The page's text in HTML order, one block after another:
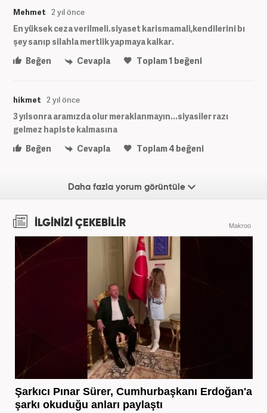
Mehmet 2 yıl önce
En yüksek ceza verilmeli.siyaset karismamali,kendilerini bı
şey sanıp silahla mertlik yapmaya kalkar.
Beğen
Cevapla Toplam1 beğeni
hikmet 2 yıl önce
3 yılsonra aramızda olur meraklanmayın...siyasiler razı
gelmez hapiste kalmasına
Beğen
Cevapla Toplam4 beğeni
Daha fazla yorum görüntüle
İLGİNİZİ ÇEKEBİLİR Makroo
Şarkıcı Pınar Sürer, Cumhurbaşkanı Erdoğan'a
şarkı okuduğu anları paylaştı